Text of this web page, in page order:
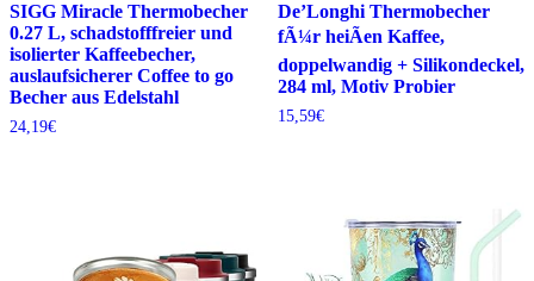
SIGG Miracle Thermobecher
0.27 L, schadstofffreier und
isolierter Kaffeebecher,
auslaufsicherer Coffee to go
Becher aus Edelstahl
24,19€
De’Longhi Thermobecher
fÃ¼r heiÃen Kaffee,
doppelwandig + Silikondeckel,
284 ml, Motiv Probier
15,59€